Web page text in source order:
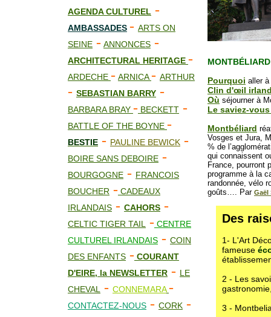
AGENDA CULTUREL -
AMBASSADES - ARTS ON
SEINE - ANNONCES -
ARCHITECTURAL HERITAGE -
ARDECHE - ARNICA- ARTHUR
- SEBASTIAN BARRY -
BARBARA BRAY - BECKETT -
BATTLE OF THE BOYNE -
BESTIE - PAULINE BEWICK -
BOIRE SANS DEBOIRE -
BOURGOGNE - FRANCOIS
BOUCHER - CADEAUX
IRLANDAIS - CAHORS -
CELTIC TIGER TAIL - CENTRE
CULTUREL IRLANDAIS - COIN
DES ENFANTS - COURANT
D'EIRE, la NEWSLETTER - LE
CHEVAL
- CONNEMARA -
CONTACTEZ-NOUS - CORK -
Pourquoi aller
Clin d'œil
Où séjourner à
Le saviez-
Montbéliard
Vosges et Jura,
% de
qui connaissent
France, pourront
programme à la
randonnée, vélo
goûts…. Par Gaël
Des
1- L'Art
fameuse
2 - Les
3 -